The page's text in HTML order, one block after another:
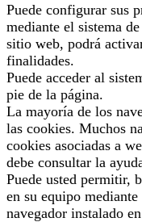
Puede configurar sus
mediante el sistema
sitio web, podrá
finalidades.
Puede acceder al
pie de la página.
La mayoría de los
las cookies. Muchos
cookies asociadas a
debe consultar la
Puede usted permitir,
en su equipo
navegador instalado